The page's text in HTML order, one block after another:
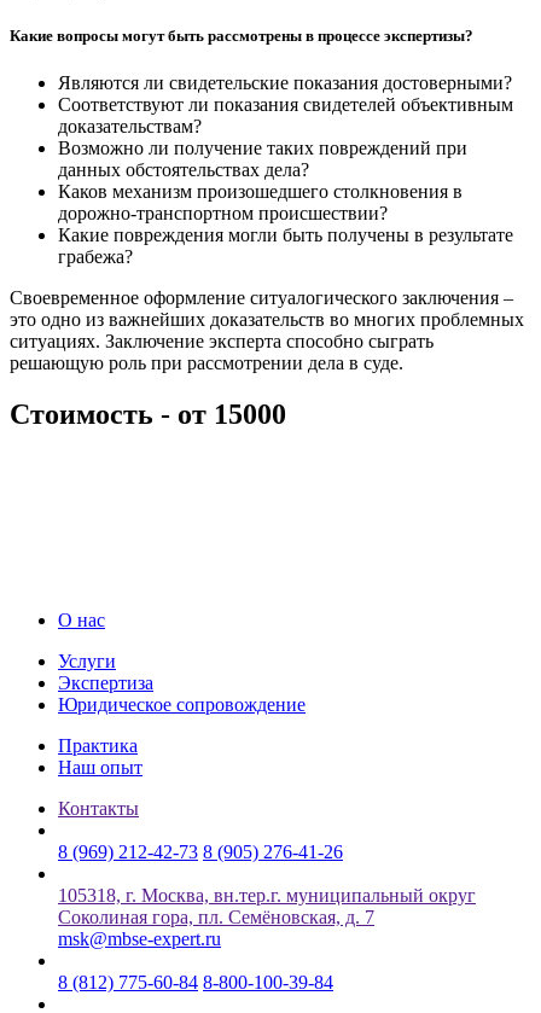
Какие вопросы могут быть рассмотрены в процессе экспертизы?
Являются ли свидетельские показания достоверными?
Соответствуют ли показания свидетелей объективным
доказательствам?
Возможно ли получение таких повреждений при
данных обстоятельствах дела?
Каков механизм произошедшего столкновения в
дорожно-транспортном происшествии?
Какие повреждения могли быть получены в результате
грабежа?
Своевременное оформление ситуалогического заключения –
это одно из важнейших доказательств во многих проблемных
ситуациях. Заключение эксперта способно сыграть
решающую роль при рассмотрении дела в суде.
Стоимость - от 15000
О нас
Услуги
Экспертиза
Юридическое сопровождение
Практика
Наш опыт
Контакты
8 (969) 212-42-73 8 (905) 276-41-26
105318, г. Москва, вн.тер.г. муниципальный округ
Соколиная гора, пл. Семёновская, д. 7
msk@mbse-expert.ru
8 (812) 775-60-84 8-800-100-39-84